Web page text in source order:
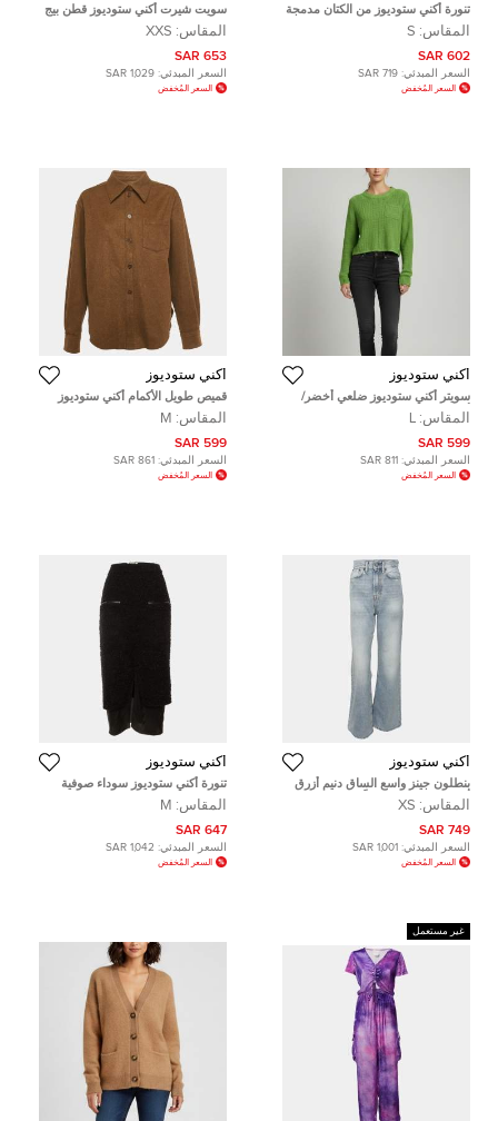
تنورة أكني ستوديوز من الكتان مدمجة
إنديغو كينت صغيرة
المقاس: S
602 SAR
السعر المبدئي: 719 SAR
السعر المُخفض
سويت شيرت أكني ستوديوز قطن بيج
محبوك مقاس صغير
المقاس: XXS
653 SAR
السعر المبدئي: 1,029 SAR
السعر المُخفض
أكني ستوديوز
سويتر أكني ستوديوز ضلعي أخضر/
أسود مقاس كبير
المقاس: L
599 SAR
السعر المبدئي: 811 SAR
السعر المُخفض
أكني ستوديوز
قميص طويل الأكمام أكني ستوديوز
بني صوف وسط
المقاس: M
599 SAR
السعر المبدئي: 861 SAR
السعر المُخفض
أكني ستوديوز
بنطلون جينز واسع الساق دنيم أزرق
أكني مقاس صغير جداً
المقاس: XS
749 SAR
السعر المبدئي: 1,001 SAR
السعر المُخفض
أكني ستوديوز
تنورة أكني ستوديوز سوداء صوفية
مناسبة ميدي متوسطة
المقاس: M
647 SAR
السعر المبدئي: 1,042 SAR
السعر المُخفض
غير مستعمل